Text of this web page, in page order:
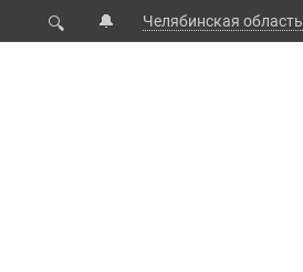
🔍 🔔 Челябинская область